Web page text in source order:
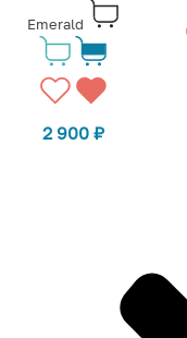
Emerald
2 900 ₽